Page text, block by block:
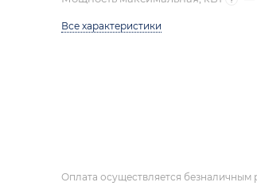
Все характеристики
Оплата осуществляется безналичным